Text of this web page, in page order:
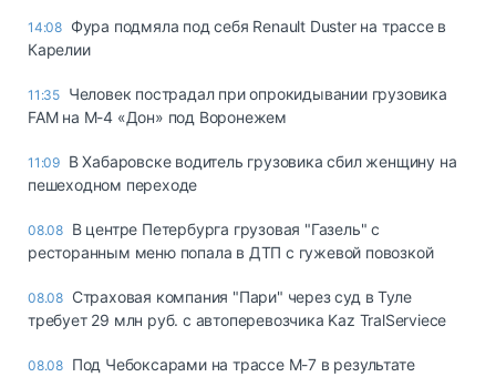
14:08 Фура подмяла под себя Renault Duster на трассе в
Карелии
11:35 Человек пострадал при опрокидывании грузовика
FAM на М-4 «Дон» под Воронежем
11:09 В Хабаровске водитель грузовика сбил женщину на
пешеходном переходе
08.08 В центре Петербурга грузовая "Газель" с
ресторанным меню попала в ДТП с гужевой повозкой
08.08 Страховая компания "Пари" через суд в Туле
требует 29 млн руб. с автоперевозчика Kaz TralServiece
08.08 Под Чебоксарами на трассе М-7 в результате